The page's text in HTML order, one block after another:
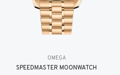
OMEGA
SPEEDMASTER MOONWATCH